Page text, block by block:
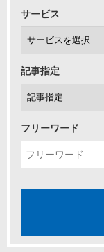
サービス
記事指定
フリーワード